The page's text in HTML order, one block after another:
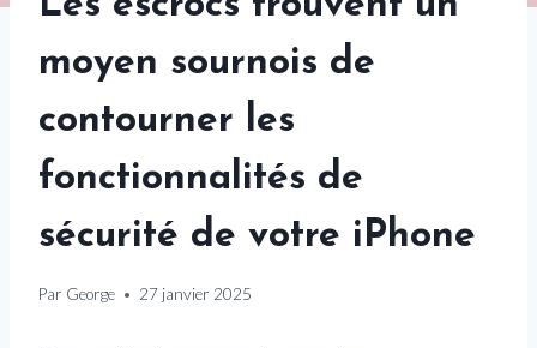
moyen sournois de
contourner les
fonctionnalités de
sécurité de votre iPhone
Par George 27 janvier 2025